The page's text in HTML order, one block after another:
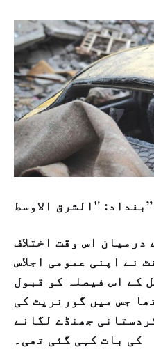
بغداد: "الشرق الاوسط”
اس وقت اختلاف
نے اپنی عمومی اجلاس
کے اس فیصلہ کو قبول
جس میں گورنریٹ کی
جھنڈے لگانے
کی بات کہی گئی تھی۔